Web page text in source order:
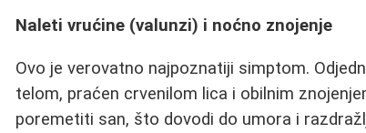
Naleti vrućine (valunzi) i noćno znojenje
Ovo je verovatno najpoznatiji simptom.
telom, praćen crvenilom lica i obilnim
poremetiti san, što dovodi do umora i